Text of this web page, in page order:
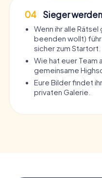
04 Sieger werden
Wenn ihr alle
beenden wollt)
sicher zum Startort.
Wie hat euer
gemeinsame
Eure Bilder findet
privaten Galerie.